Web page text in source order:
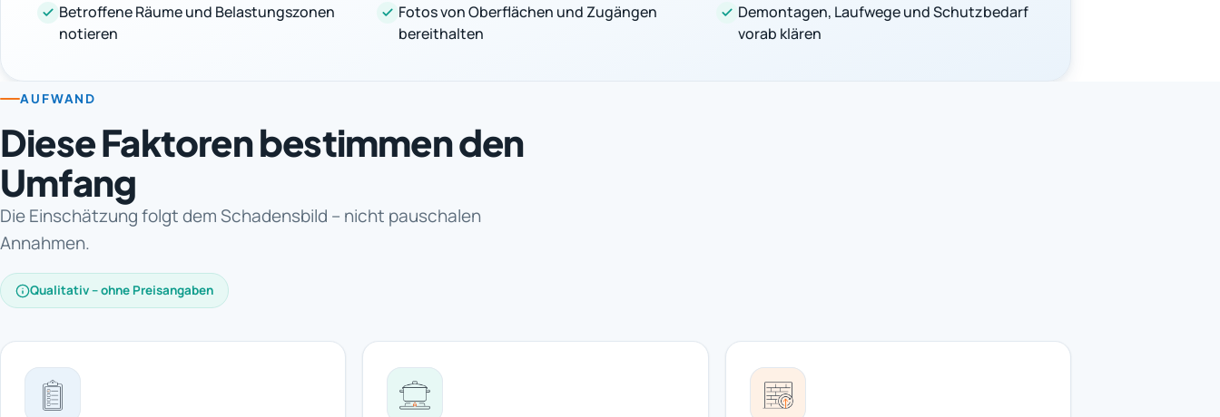
Betroffene Räume und Belastungszonen
notieren
Fotos von Oberflächen und Zugängen
bereithalten
Demontagen, Laufwege und Schutzbedarf
vorab klären
AUFWAND
Diese Faktoren bestimmen den
Umfang
Die Einschätzung folgt dem Schadensbild – nicht pauschalen
Annahmen.
Qualitativ – ohne Preisangaben